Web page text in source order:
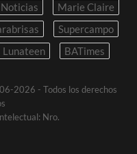
Noticias
Marie Claire
Supercampo
Lunateen BATimes
2026 - Todos los derechos
Nro.